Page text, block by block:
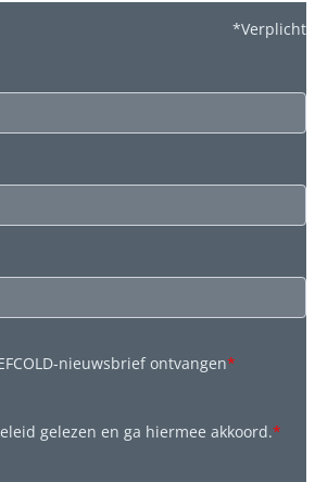
*Verplicht
nieuwsbrief ontvangen*
gelezen en ga hiermee akkoord.*